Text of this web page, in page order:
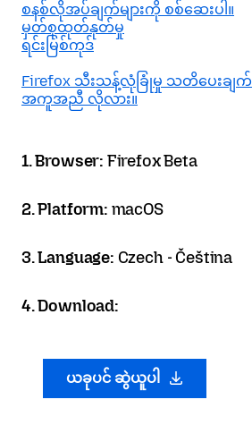
စနစ်လိုအပ်ချက်များကို စစ်ဆေးပါ။
မှတ်စုထုတ်နုတ်မှု
ရင်းမြစ်ကုဒ်
Firefox သီးသန့်လုံခြုံမှု သတိပေးချက်
အကူအညီ လိုလား။
1. Browser: Firefox Beta
2. Platform: macOS
3. Language: Czech - Čeština
4. Download:
ယခုပင် ဆွဲယူပါ